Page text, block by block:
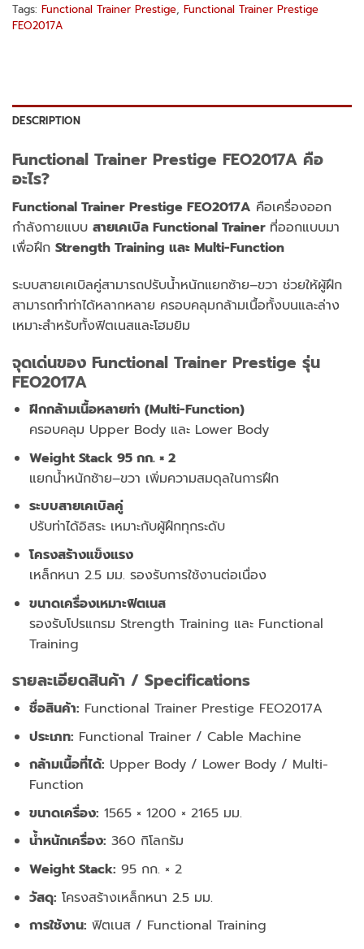
Tags: Functional Trainer Prestige, Functional Trainer Prestige
FEO2017A
DESCRIPTION
Functional Trainer Prestige FEO2017A คือ
อะไร?
Functional Trainer Prestige FEO2017A คือเครื่องออก
กำลังกายแบบ สายเคเบิล Functional Trainer ที่ออกแบบมา
เพื่อฝึก Strength Training และ Multi-Function
ระบบสายเคเบิลคู่สามารถปรับน้ำหนักแยกซ้าย–ขวา ช่วยให้ผู้ฝึก
สามารถทำท่าได้หลากหลาย ครอบคลุมกล้ามเนื้อทั้งบนและล่าง
เหมาะสำหรับทั้งฟิตเนสและโฮมยิม
จุดเด่นของ Functional Trainer Prestige รุ่น
FEO2017A
ฝึกกล้ามเนื้อหลายท่า (Multi-Function)
ครอบคลุม Upper Body และ Lower Body
Weight Stack 95 กก. × 2
แยกน้ำหนักซ้าย–ขวา เพิ่มความสมดุลในการฝึก
ระบบสายเคเบิลคู่
ปรับท่าได้อิสระ เหมาะกับผู้ฝึกทุกระดับ
โครงสร้างแข็งแรง
เหล็กหนา 2.5 มม. รองรับการใช้งานต่อเนื่อง
ขนาดเครื่องเหมาะฟิตเนส
รองรับโปรแกรม Strength Training และ Functional
Training
รายละเอียดสินค้า / Specifications
ชื่อสินค้า: Functional Trainer Prestige FEO2017A
ประเภท: Functional Trainer / Cable Machine
กล้ามเนื้อที่ได้: Upper Body / Lower Body / Multi-
Function
ขนาดเครื่อง: 1565 × 1200 × 2165 มม.
น้ำหนักเครื่อง: 360 กิโลกรัม
Weight Stack: 95 กก. × 2
วัสดุ: โครงสร้างเหล็กหนา 2.5 มม.
การใช้งาน: ฟิตเนส / Functional Training